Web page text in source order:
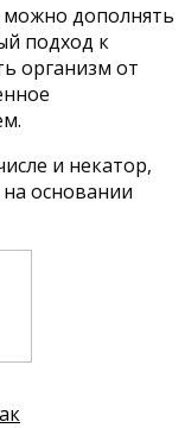
дополнять
подход к
организм от
и некатор,
основании